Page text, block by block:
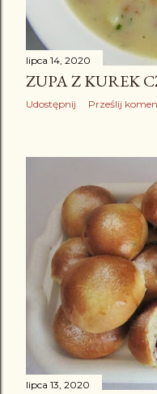
lipca 14, 2020
ZUPA Z KUREK
Udostępnij Prześlij
lipca 13, 2020